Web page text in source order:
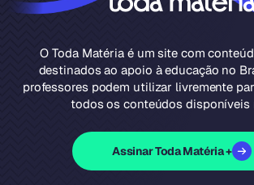
O Toda Matéria é um site com
destinados ao apoio à educação no
professores podem utilizar livremente
todos os conteúdos disponíveis
Assinar Toda Matéria +